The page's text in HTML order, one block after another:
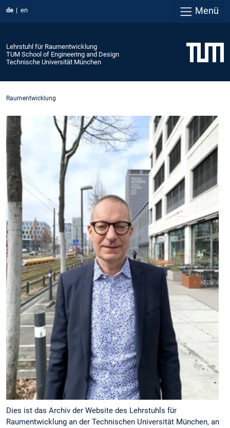
de en Menü
Lehrstuhl für Raumentwicklung
TUM School of Engineering and Design
Technische Universität München
Raumentwicklung
Dies ist das Archiv der Website des Lehrstuhls für
Raumentwicklung an der Technischen Universität München, an